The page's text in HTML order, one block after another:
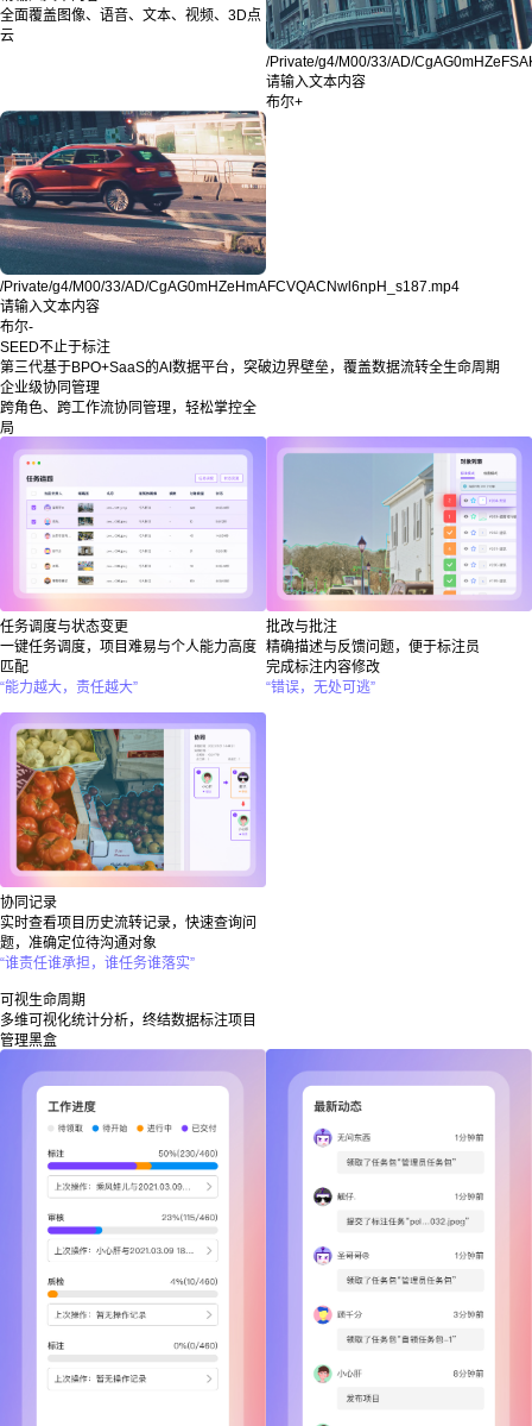
全面覆盖图像、语音、文本、视频、3D点
云
/Private/g4/M00/33/AD/
请输入文本内容
布尔+
/Private/g4/M00/33/AD/CgAG0mHZeHmAFCVQACNwl6npH_s187.mp4
请输入文本内容
布尔-
SEED不止于标注
第三代基于BPO+SaaS的AI数据平台，突破边界壁垒，覆盖数据流转全生命周期
企业级协同管理
跨角色、跨工作流协同管理，轻松掌控全
局
任务调度与状态变更
一键任务调度，项目难易与个人能力高度
匹配
“能力越大，责任越大”
批改与批注
精确描述与反馈问题，便于标注员
完成标注内容修改
“错误，无处可逃”
协同记录
实时查看项目历史流转记录，快速查询问
题，准确定位待沟通对象
“谁责任谁承担，谁任务谁落实”
可视生命周期
多维可视化统计分析，终结数据标注项目
管理黑盒